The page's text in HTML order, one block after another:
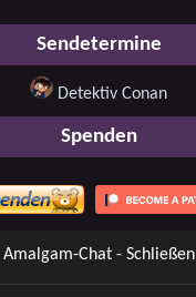
Sendetermine
Detektiv Conan
Spenden
Amalgam-Chat - Schließen